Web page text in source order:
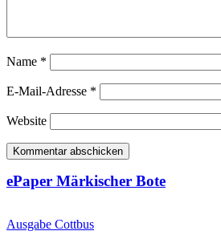
Name *
E-Mail-Adresse *
Website
ePaper Märkischer Bote
Ausgabe Cottbus